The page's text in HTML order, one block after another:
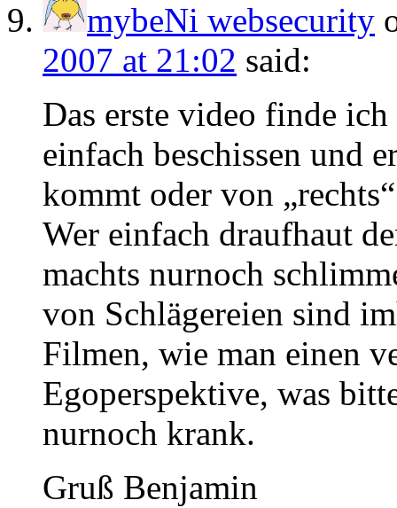
mybeNi websecurity
2007 at 21:02 said:
Das erste video finde
einfach beschissen und
kommt oder von
Wer einfach draufhaut
machts nurnoch
von Schlägereien sind
Filmen, wie man einen
Egoperspektive, was
nurnoch krank.
Gruß Benjamin